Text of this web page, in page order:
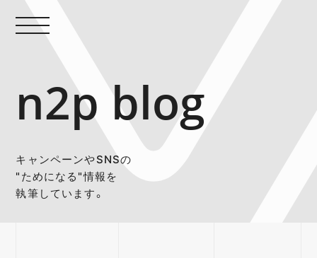
n2p blog
キャンペーンやSNSの
"ためになる"情報を
執筆しています。